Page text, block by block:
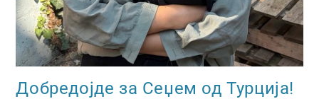
Добредојде за Сеџем од Турција!